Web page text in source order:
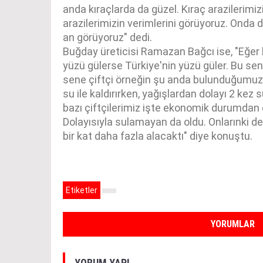
anda kıraçlarda da güzel. Kıraç
arazilerimizin verimlerini görüyoruz. Onda
an görüyoruz" dedi.
Buğday üreticisi Ramazan Bağcı ise,
yüzü gülerse Türkiye'nin yüzü güler. Bu
sene çiftçi örneğin şu anda
su ile kaldırırken, yağışlardan dolayı 2 kez
bazı çiftçilerimiz işte ekonomik durumdan
Dolayısıyla sulamayan da oldu. Onlarınki
bir kat daha fazla alacaktı" diye konuştu.
Etiketler
YORUMLAR